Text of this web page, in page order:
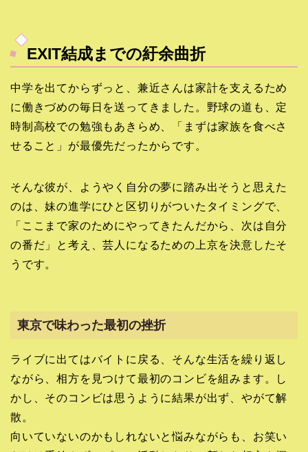
EXIT結成までの紆余曲折
中学を出てからずっと、兼近さんは家計を支えるため
に働きづめの毎日を送ってきました。野球の道も、定
時制高校での勉強もあきらめ、「まずは家族を食べさ
せること」が最優先だったからです。
そんな彼が、ようやく自分の夢に踏み出そうと思えた
のは、妹の進学にひと区切りがついたタイミングで、
「ここまで家のためにやってきたんだから、次は自分
の番だ」と考え、芸人になるための上京を決意したそ
うです。
東京で味わった最初の挫折
ライブに出てはバイトに戻る、そんな生活を繰り返し
ながら、相方を見つけて最初のコンビを組みます。し
かし、そのコンビは思うように結果が出ず、やがて解
散。
向いていないのかもしれないと悩みながらも、お笑い